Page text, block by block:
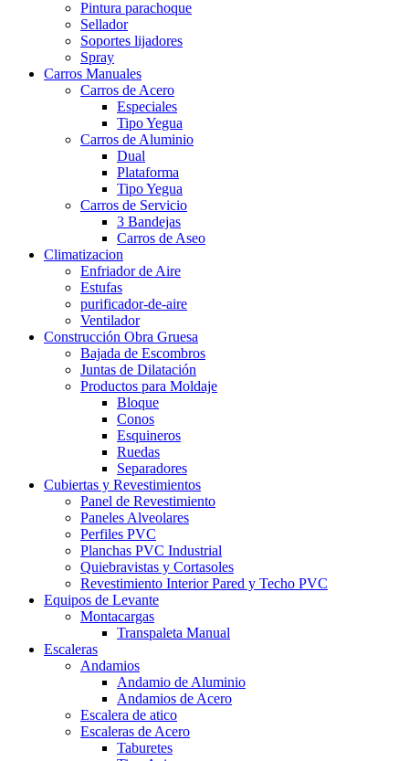
Pintura parachoque
Sellador
Soportes lijadores
Spray
Carros Manuales
Carros de Acero
Especiales
Tipo Yegua
Carros de Aluminio
Dual
Plataforma
Tipo Yegua
Carros de Servicio
3 Bandejas
Carros de Aseo
Climatizacion
Enfriador de Aire
Estufas
purificador-de-aire
Ventilador
Construcción Obra Gruesa
Bajada de Escombros
Juntas de Dilatación
Productos para Moldaje
Bloque
Conos
Esquineros
Ruedas
Separadores
Cubiertas y Revestimientos
Panel de Revestimiento
Paneles Alveolares
Perfiles PVC
Planchas PVC Industrial
Quiebravistas y Cortasoles
Revestimiento Interior Pared y Techo PVC
Equipos de Levante
Montacargas
Transpaleta Manual
Escaleras
Andamios
Andamio de Aluminio
Andamios de Acero
Escalera de atico
Escaleras de Acero
Taburetes